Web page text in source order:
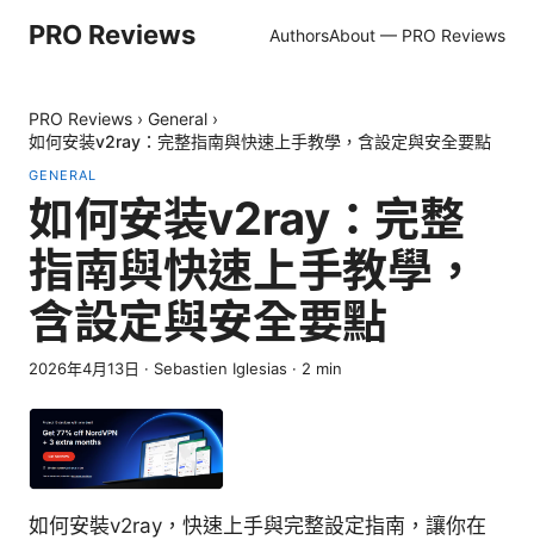
PRO Reviews AuthorsAbout — PRO Reviews
PRO Reviews › General ›
如何安装v2ray：完整指南與快速上手教學，含設定與安全要點
GENERAL
如何安装v2ray：完整
指南與快速上手教學，
含設定與安全要點
2026年4月13日 · Sebastien Iglesias · 2 min
如何安裝v2ray，快速上手與完整設定指南，讓你在